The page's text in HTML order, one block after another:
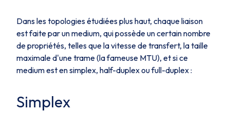
Dans les topologies étudiées plus haut, chaque liaison
est faite par unmedium, qui possède un certain nombre
de propriétés, telles que la vitesse de transfert, la taille
maximale d'une trame (la fameuse MTU), et si ce
medium est ensimplex, half-duplexoufull-duplex:
Simplex